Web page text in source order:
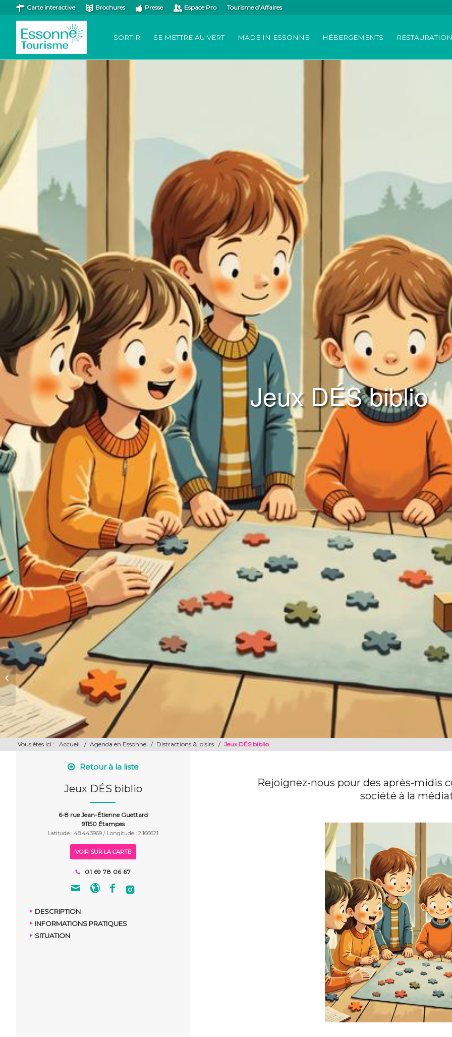
Carte interactive Brochures Presse Espace Pro Tourisme d’Affaires
SORTIR SE METTRE AU VERT MADE IN ESSONNE HÉBERGEMENTS RESTAURATION
Jeux DÉS biblio
Vous êtes ici : Accueil / Agenda en Essonne / Distractions & loisirs / Jeux DÉS biblio
Retour à la liste
Jeux DÉS biblio
6-8 rue Jean-Étienne Guettard
91150 Étampes
Latitude : 48.443969 / Longitude : 2.166621
VOIR SUR LA CARTE
01 69 78 06 67
DESCRIPTION
INFORMATIONS PRATIQUES
SITUATION
Rejoignez-nous pour des après-midis
société à la
Ateliers de narration, musique et
convivialité